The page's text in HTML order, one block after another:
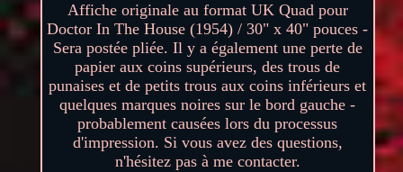
Affiche originale au format UK Quad pour
Doctor In The House (1954) / 30" x 40" pouces -
Sera postée pliée. Il y a également une perte de
papier aux coins supérieurs, des trous de
punaises et de petits trous aux coins inférieurs et
quelques marques noires sur le bord gauche -
probablement causées lors du processus
d'impression. Si vous avez des questions,
n'hésitez pas à me contacter.